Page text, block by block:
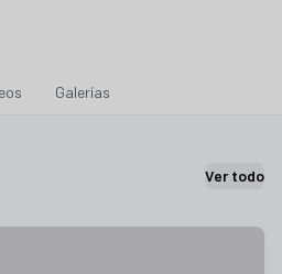
Galerías
Ver todo